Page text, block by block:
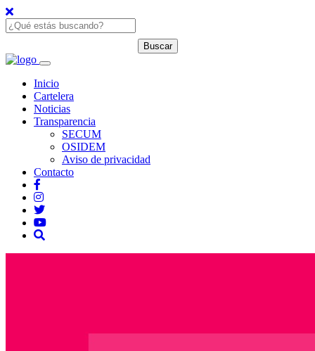
Inicio
Cartelera
Noticias
Transparencia
SECUM
OSIDEM
Aviso de privacidad
Contacto